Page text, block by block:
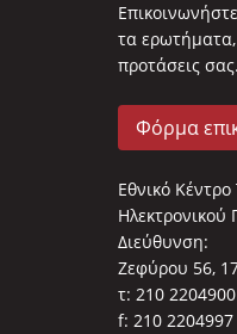
τα ερωτήματα,
προτάσεις σας.
Φόρμα
Εθνικό
Ηλεκτρονικού
Διεύθυνση:
Ζεφύρου 56,
τ: 210 2204900
f: 210 2204997